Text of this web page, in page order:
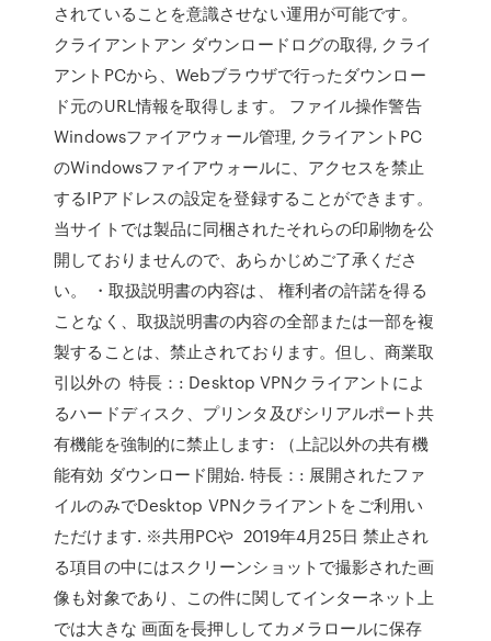
されていることを意識させない運用が可能です。
クライアントアン ダウンロードログの取得, クライ
アントPCから、Webブラウザで行ったダウンロー
ド元のURL情報を取得します。 ファイル操作警告
Windowsファイアウォール管理, クライアントPC
のWindowsファイアウォールに、アクセスを禁止
するIPアドレスの設定を登録することができます。
当サイトでは製品に同梱されたそれらの印刷物を公
開しておりませんので、あらかじめご了承くださ
い。 ・取扱説明書の内容は、 権利者の許諾を得る
ことなく、取扱説明書の内容の全部または一部を複
製することは、禁止されております。但し、商業取
引以外の 特長：: Desktop VPNクライアントによ
るハードディスク、プリンタ及びシリアルポート共
有機能を強制的に禁止します: （上記以外の共有機
能有効 ダウンロード開始. 特長：: 展開されたファ
イルのみでDesktop VPNクライアントをご利用い
ただけます. ※共用PCや 2019年4月25日 禁止され
る項目の中にはスクリーンショットで撮影された画
像も対象であり、この件に関してインターネット上
では大きな 画面を長押ししてカメラロールに保存